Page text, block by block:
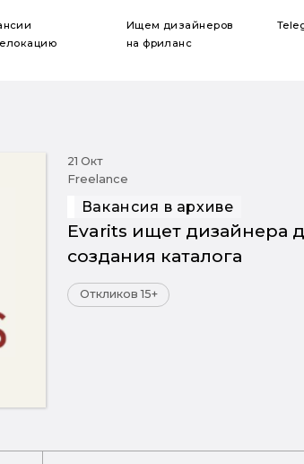
Ищем дизайнеров
на фриланс
21 Окт
Freelance
Вакансия в архиве
Evarits ищет дизайнера
создания каталога
Откликов 15+